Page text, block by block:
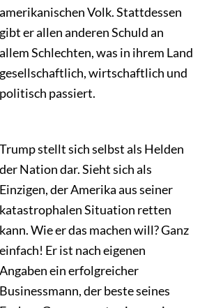
amerikanischen Volk. Stattdessen
gibt er allen anderen Schuld an
allem Schlechten, was in ihrem Land
gesellschaftlich, wirtschaftlich und
politisch passiert.
Trump stellt sich selbst als Helden
der Nation dar. Sieht sich als
Einzigen, der Amerika aus seiner
katastrophalen Situation retten
kann. Wie er das machen will? Ganz
einfach! Er ist nach eigenen
Angaben ein erfolgreicher
Businessmann, der beste seines